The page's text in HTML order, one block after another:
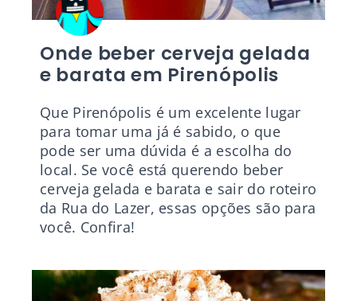
Onde beber cerveja gelada
e barata em Pirenópolis
Que Pirenópolis é um excelente lugar
para tomar uma já é sabido, o que
pode ser uma dúvida é a escolha do
local. Se você está querendo beber
cerveja gelada e barata e sair do roteiro
da Rua do Lazer, essas opções são para
você. Confira!